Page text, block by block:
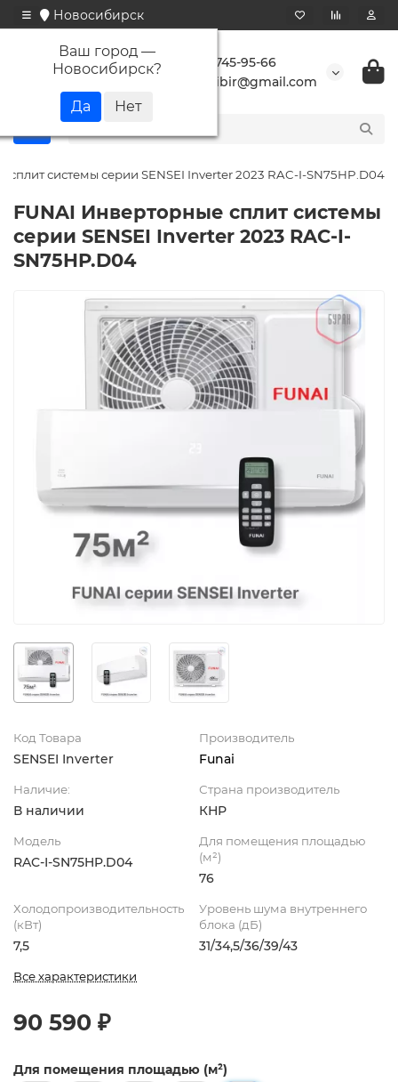
Новосибирск
Ваш город —
Новосибирск?
+7 923 745-95-66
buransibir@gmail.com
сплит системы серии SENSEI Inverter 2023 RAC-I-SN75HP.D04
FUNAI Инверторные сплит системы
серии SENSEI Inverter 2023 RAC-I-
SN75HP.D04
Код Товара
SENSEI Inverter
Производитель
Funai
Наличие:
В наличии
Страна производитель
КНР
Модель
RAC-I-SN75HP.D04
Для помещения площадью
(м²)
76
Холодопроизводительность
(кВт)
7,5
Уровень шума внутреннего
блока (дБ)
31/34,5/36/39/43
Все характеристики
90 590 ₽
Для помещения площадью (м²)